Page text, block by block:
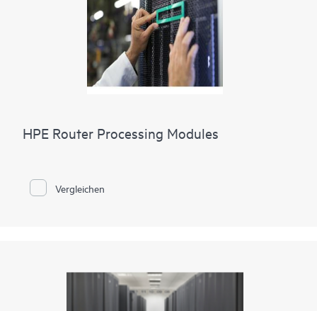
HPE Router Processing Modules
Vergleichen